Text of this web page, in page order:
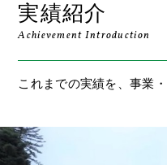
実績紹介
Achievement Introduction
これまでの実績を、事業